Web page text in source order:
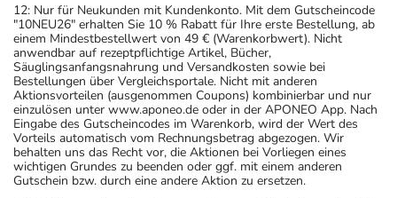
12: Nur für Neukunden mit Kundenkonto. Mit dem Gutscheincode
"10NEU26" erhalten Sie 10 % Rabatt für Ihre erste Bestellung, ab
einem Mindestbestellwert von 49 € (Warenkorbwert). Nicht
anwendbar auf rezeptpflichtige Artikel, Bücher,
Säuglingsanfangsnahrung und Versandkosten sowie bei
Bestellungen über Vergleichsportale. Nicht mit anderen
Aktionsvorteilen (ausgenommen Coupons) kombinierbar und nur
einzulösen unter www.aponeo.de oder in der APONEO App. Nach
Eingabe des Gutscheincodes im Warenkorb, wird der Wert des
Vorteils automatisch vom Rechnungsbetrag abgezogen. Wir
behalten uns das Recht vor, die Aktionen bei Vorliegen eines
wichtigen Grundes zu beenden oder ggf. mit einem anderen
Gutschein bzw. durch eine andere Aktion zu ersetzen.